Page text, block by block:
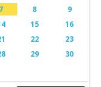
7 8
9
15
16
22
23
29
30